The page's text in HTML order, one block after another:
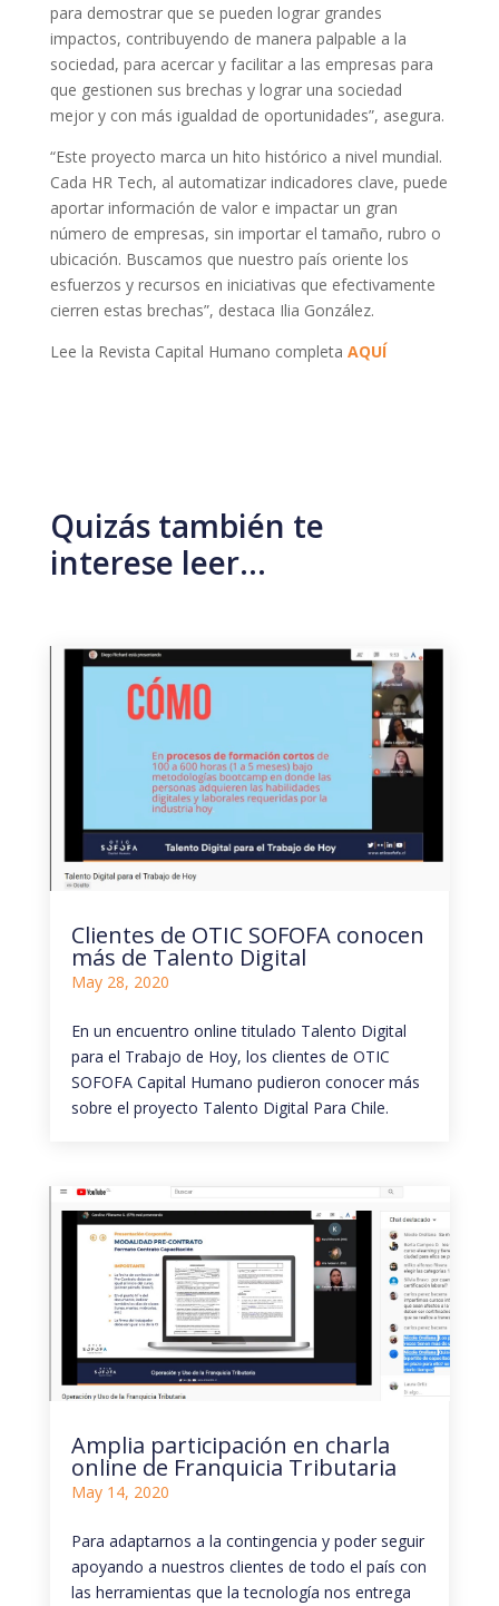
para demostrar que se pueden lograr grandes
impactos, contribuyendo de manera palpable a la
sociedad, para acercar y facilitar a las empresas para
que gestionen sus brechas y lograr una sociedad
mejor y con más igualdad de oportunidades”, asegura.
“Este proyecto marca un hito histórico a nivel mundial.
Cada HR Tech, al automatizar indicadores clave, puede
aportar información de valor e impactar un gran
número de empresas, sin importar el tamaño, rubro o
ubicación. Buscamos que nuestro país oriente los
esfuerzos y recursos en iniciativas que efectivamente
cierren estas brechas”, destaca Ilia González.
Lee la Revista Capital Humano completa AQUÍ
Quizás también te
interese leer…
Clientes de OTIC SOFOFA conocen
más de Talento Digital
May 28, 2020
En un encuentro online titulado Talento Digital
para el Trabajo de Hoy, los clientes de OTIC
SOFOFA Capital Humano pudieron conocer más
sobre el proyecto Talento Digital Para Chile.
Amplia participación en charla
online de Franquicia Tributaria
May 14, 2020
Para adaptarnos a la contingencia y poder seguir
apoyando a nuestros clientes de todo el país con
las herramientas que la tecnología nos entrega